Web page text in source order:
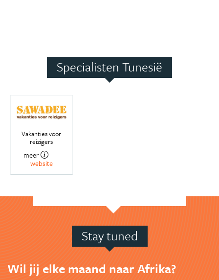
Specialisten Tunesië
Vakanties voor
reizigers
meer
website
Stay tuned
Wil jij elke maand naar Afrika?